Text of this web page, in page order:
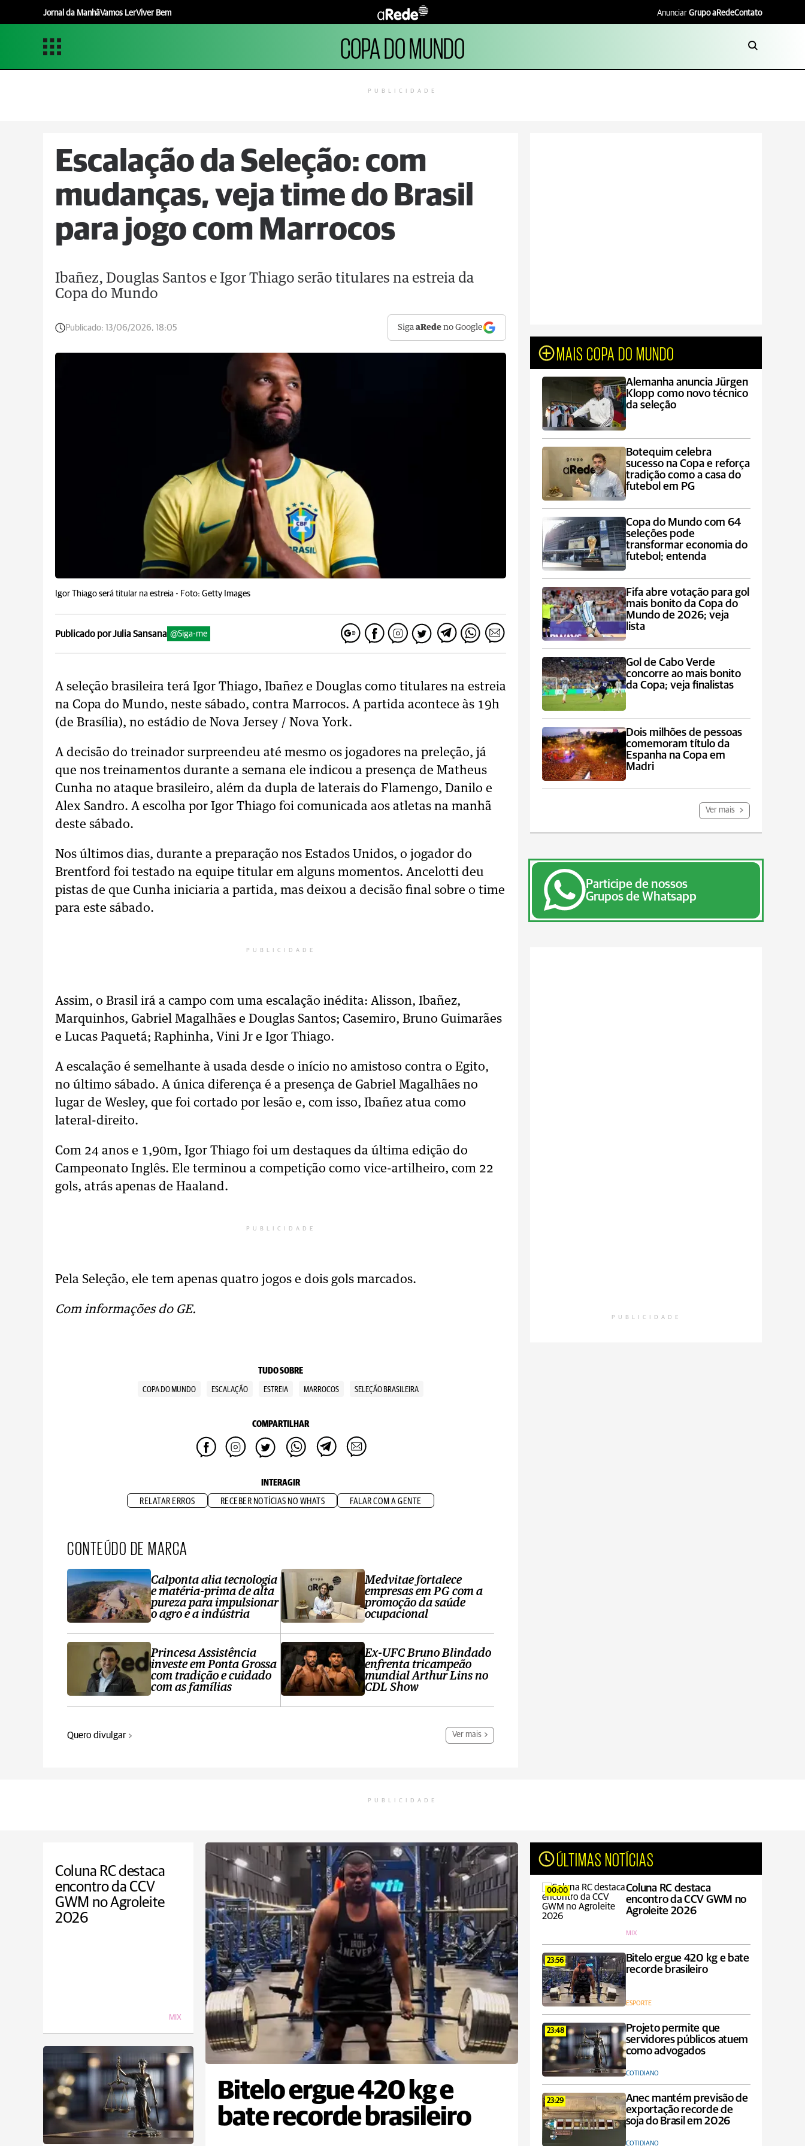
Jornal da ManhãVamos LerViver Bem Anunciar Grupo aRedeContato
COPA DO MUNDO
PUBLICIDADE
Escalação da Seleção: com
mudanças, veja time do Brasil
para jogo com Marrocos
Ibañez, Douglas Santos e Igor Thiago serão titulares na estreia da
Copa do Mundo
Publicado: 13/06/2026, 18:05 SigaaRede no Google
Igor Thiago será titular na estreia - Foto: Getty Images
Publicado por Julia Sansana @Siga-me
A seleção brasileira terá Igor Thiago, Ibañez e Douglas como titulares na estreia
na Copa do Mundo, neste sábado, contra Marrocos. A partida acontece às 19h
(de Brasília), no estádio de Nova Jersey / Nova York.
A decisão do treinador surpreendeu até mesmo os jogadores na preleção, já
que nos treinamentos durante a semana ele indicou a presença de Matheus
Cunha no ataque brasileiro, além da dupla de laterais do Flamengo, Danilo e
Alex Sandro. A escolha por Igor Thiago foi comunicada aos atletas na manhã
deste sábado.
Nos últimos dias, durante a preparação nos Estados Unidos, o jogador do
Brentford foi testado na equipe titular em alguns momentos. Ancelotti deu
pistas de que Cunha iniciaria a partida, mas deixou a decisão final sobre o time
para este sábado.
PUBLICIDADE
Assim, o Brasil irá a campo com uma escalação inédita: Alisson, Ibañez,
Marquinhos, Gabriel Magalhães e Douglas Santos; Casemiro, Bruno Guimarães
e Lucas Paquetá; Raphinha, Vini Jr e Igor Thiago.
A escalação é semelhante à usada desde o início no amistoso contra o Egito,
no último sábado. A única diferença é a presença de Gabriel Magalhães no
lugar de Wesley, que foi cortado por lesão e, com isso, Ibañez atua como
lateral-direito.
Com 24 anos e 1,90m, Igor Thiago foi um destaques da última edição do
Campeonato Inglês. Ele terminou a competição como vice-artilheiro, com 22
gols, atrás apenas de Haaland.
PUBLICIDADE
Pela Seleção, ele tem apenas quatro jogos e dois gols marcados.
Com informações do GE.
TUDO SOBRE
COPA DO MUNDO ESCALAÇÃO ESTREIA MARROCOS SELEÇÃO BRASILEIRA
COMPARTILHAR
INTERAGIR
RELATAR ERROS RECEBER NOTÍCIAS NO WHATS FALAR COM A GENTE
CONTEÚDO DE MARCA
Calponta alia tecnologia
e matéria-prima de alta
pureza para impulsionar
o agro e a indústria
Princesa Assistência
investe em Ponta Grossa
com tradição e cuidado
com as famílias
Medvitae fortalece
empresas em PG com a
promoção da saúde
ocupacional
Ex-UFC Bruno Blindado
enfrenta tricampeão
mundial Arthur Lins no
CDL Show
Quero divulgar Ver mais
MAIS COPA DO MUNDO
Alemanha anuncia Jürgen
Klopp como novo técnico
da seleção
Botequim celebra
sucesso na Copa e reforça
tradição como a casa do
futebol em PG
Copa do Mundo com 64
seleções pode
transformar economia do
futebol; entenda
Fifa abre votação para gol
mais bonito da Copa do
Mundo de 2026; veja
lista
Gol de Cabo Verde
concorre ao mais bonito
da Copa; veja finalistas
Dois milhões de pessoas
comemoram título da
Espanha na Copa em
Madri
Ver mais
Participe de nossos
Grupos de Whatsapp
PUBLICIDADE
PUBLICIDADE
Coluna RC destaca
encontro da CCV
GWM no Agroleite
2026
MIX
Bitelo ergue 420 kg e
bate recorde brasileiro
ÚLTIMAS NOTÍCIAS
00:00
Coluna RC destaca
encontro da CCV GWM no
Agroleite 2026
MIX
23:56
Bitelo ergue 420 kg e bate
recorde brasileiro
ESPORTE
23:48
Projeto permite que
servidores públicos atuem
como advogados
COTIDIANO
23:29
Anec mantém previsão de
exportação recorde de
soja do Brasil em 2026
COTIDIANO